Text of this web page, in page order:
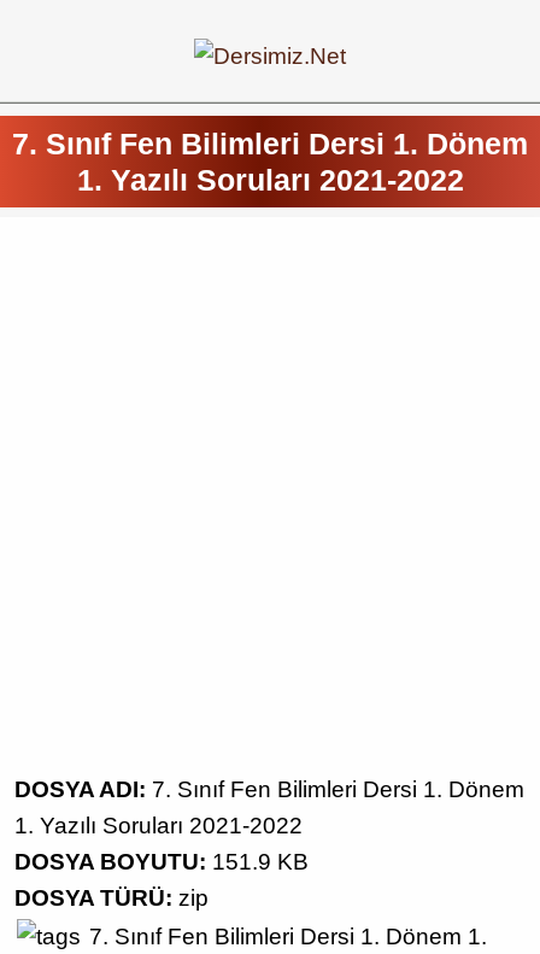
7. Sınıf Fen Bilimleri Dersi 1. Dönem
1. Yazılı Soruları 2021-2022
DOSYA ADI: 7. Sınıf Fen Bilimleri Dersi 1. Dönem
1. Yazılı Soruları 2021-2022
DOSYA BOYUTU: 151.9 KB
DOSYA TÜRÜ: zip
7. Sınıf Fen Bilimleri Dersi 1. Dönem 1.